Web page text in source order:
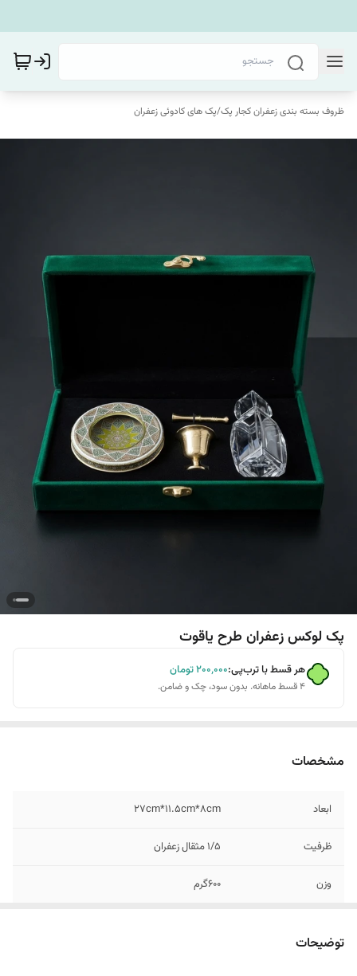
ظروف بسته بندی زعفران کجار پک/پک های کادوئی زعفران
پک لوکس زعفران طرح یاقوت
هر قسط با ترب‌پی:۲۰۰٬۰۰۰تومان
۴ قسط ماهانه. بدون سود، چک و ضامن.
مشخصات
ابعاد 27cm*11.5cm*8cm
ظرفیت 1/5 مثقال زعفران
وزن 600گرم
توضیحات